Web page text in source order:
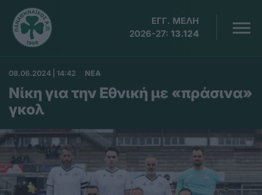
ΕΓΓ. ΜΕΛΗ
2026-27: 13.124
08.06.2024 | 14:42 ΝΕΑ
Νίκη για την Εθνική με «πράσινα»
γκολ